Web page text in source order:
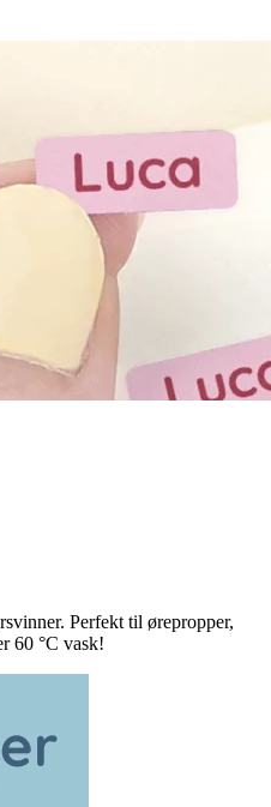
Perfekt til ørepropper,
60 °C vask!